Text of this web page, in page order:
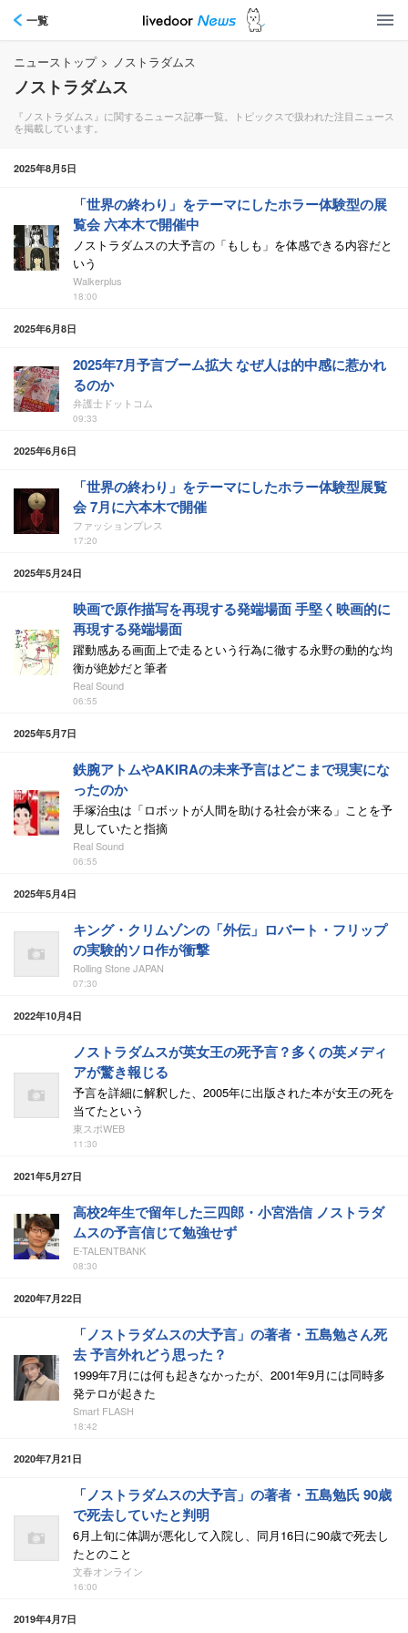
一覧
ニューストップ > ノストラダムス
ノストラダムス
『ノストラダムス』に関するニュース記事一覧。トピックスで扱われた注目ニュース
を掲載しています。
2025年8月5日
「世界の終わり」をテーマにしたホラー体験型の展
覧会 六本木で開催中
ノストラダムスの大予言の「もしも」を体感できる内容だと
いう
Walkerplus
18:00
2025年6月8日
2025年7月予言ブーム拡大 なぜ人は的中感に惹かれ
るのか
弁護士ドットコム
09:33
2025年6月6日
「世界の終わり」をテーマにしたホラー体験型展覧
会 7月に六本木で開催
ファッションプレス
17:20
2025年5月24日
映画で原作描写を再現する発端場面 手堅く映画的に
再現する発端場面
躍動感ある画面上で走るという行為に徹する永野の動的な均
衡が絶妙だと筆者
Real Sound
06:55
2025年5月7日
鉄腕アトムやAKIRAの未来予言はどこまで現実にな
ったのか
手塚治虫は「ロボットが人間を助ける社会が来る」ことを予
見していたと指摘
Real Sound
06:55
2025年5月4日
キング・クリムゾンの「外伝」ロバート・フリップ
の実験的ソロ作が衝撃
Rolling Stone JAPAN
07:30
2022年10月4日
ノストラダムスが英女王の死予言？多くの英メディ
アが驚き報じる
予言を詳細に解釈した、2005年に出版された本が女王の死を
当てたという
東スポWEB
11:30
2021年5月27日
高校2年生で留年した三四郎・小宮浩信 ノストラダ
ムスの予言信じて勉強せず
E-TALENTBANK
08:30
2020年7月22日
「ノストラダムスの大予言」の著者・五島勉さん死
去 予言外れどう思った？
1999年7月には何も起きなかったが、2001年9月には同時多
発テロが起きた
Smart FLASH
18:42
2020年7月21日
「ノストラダムスの大予言」の著者・五島勉氏 90歳
で死去していたと判明
6月上旬に体調が悪化して入院し、同月16日に90歳で死去し
たとのこと
文春オンライン
16:00
2019年4月7日